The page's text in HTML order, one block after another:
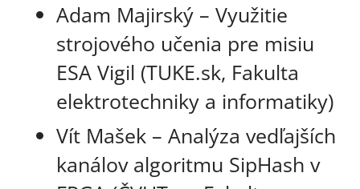
Adam Majirský – Využitie
strojového učenia pre misiu
ESA Vigil (TUKE.sk, Fakulta
elektrotechniky a informatiky)
Vít Mašek – Analýza vedľajších
kanálov algoritmu SipHash v